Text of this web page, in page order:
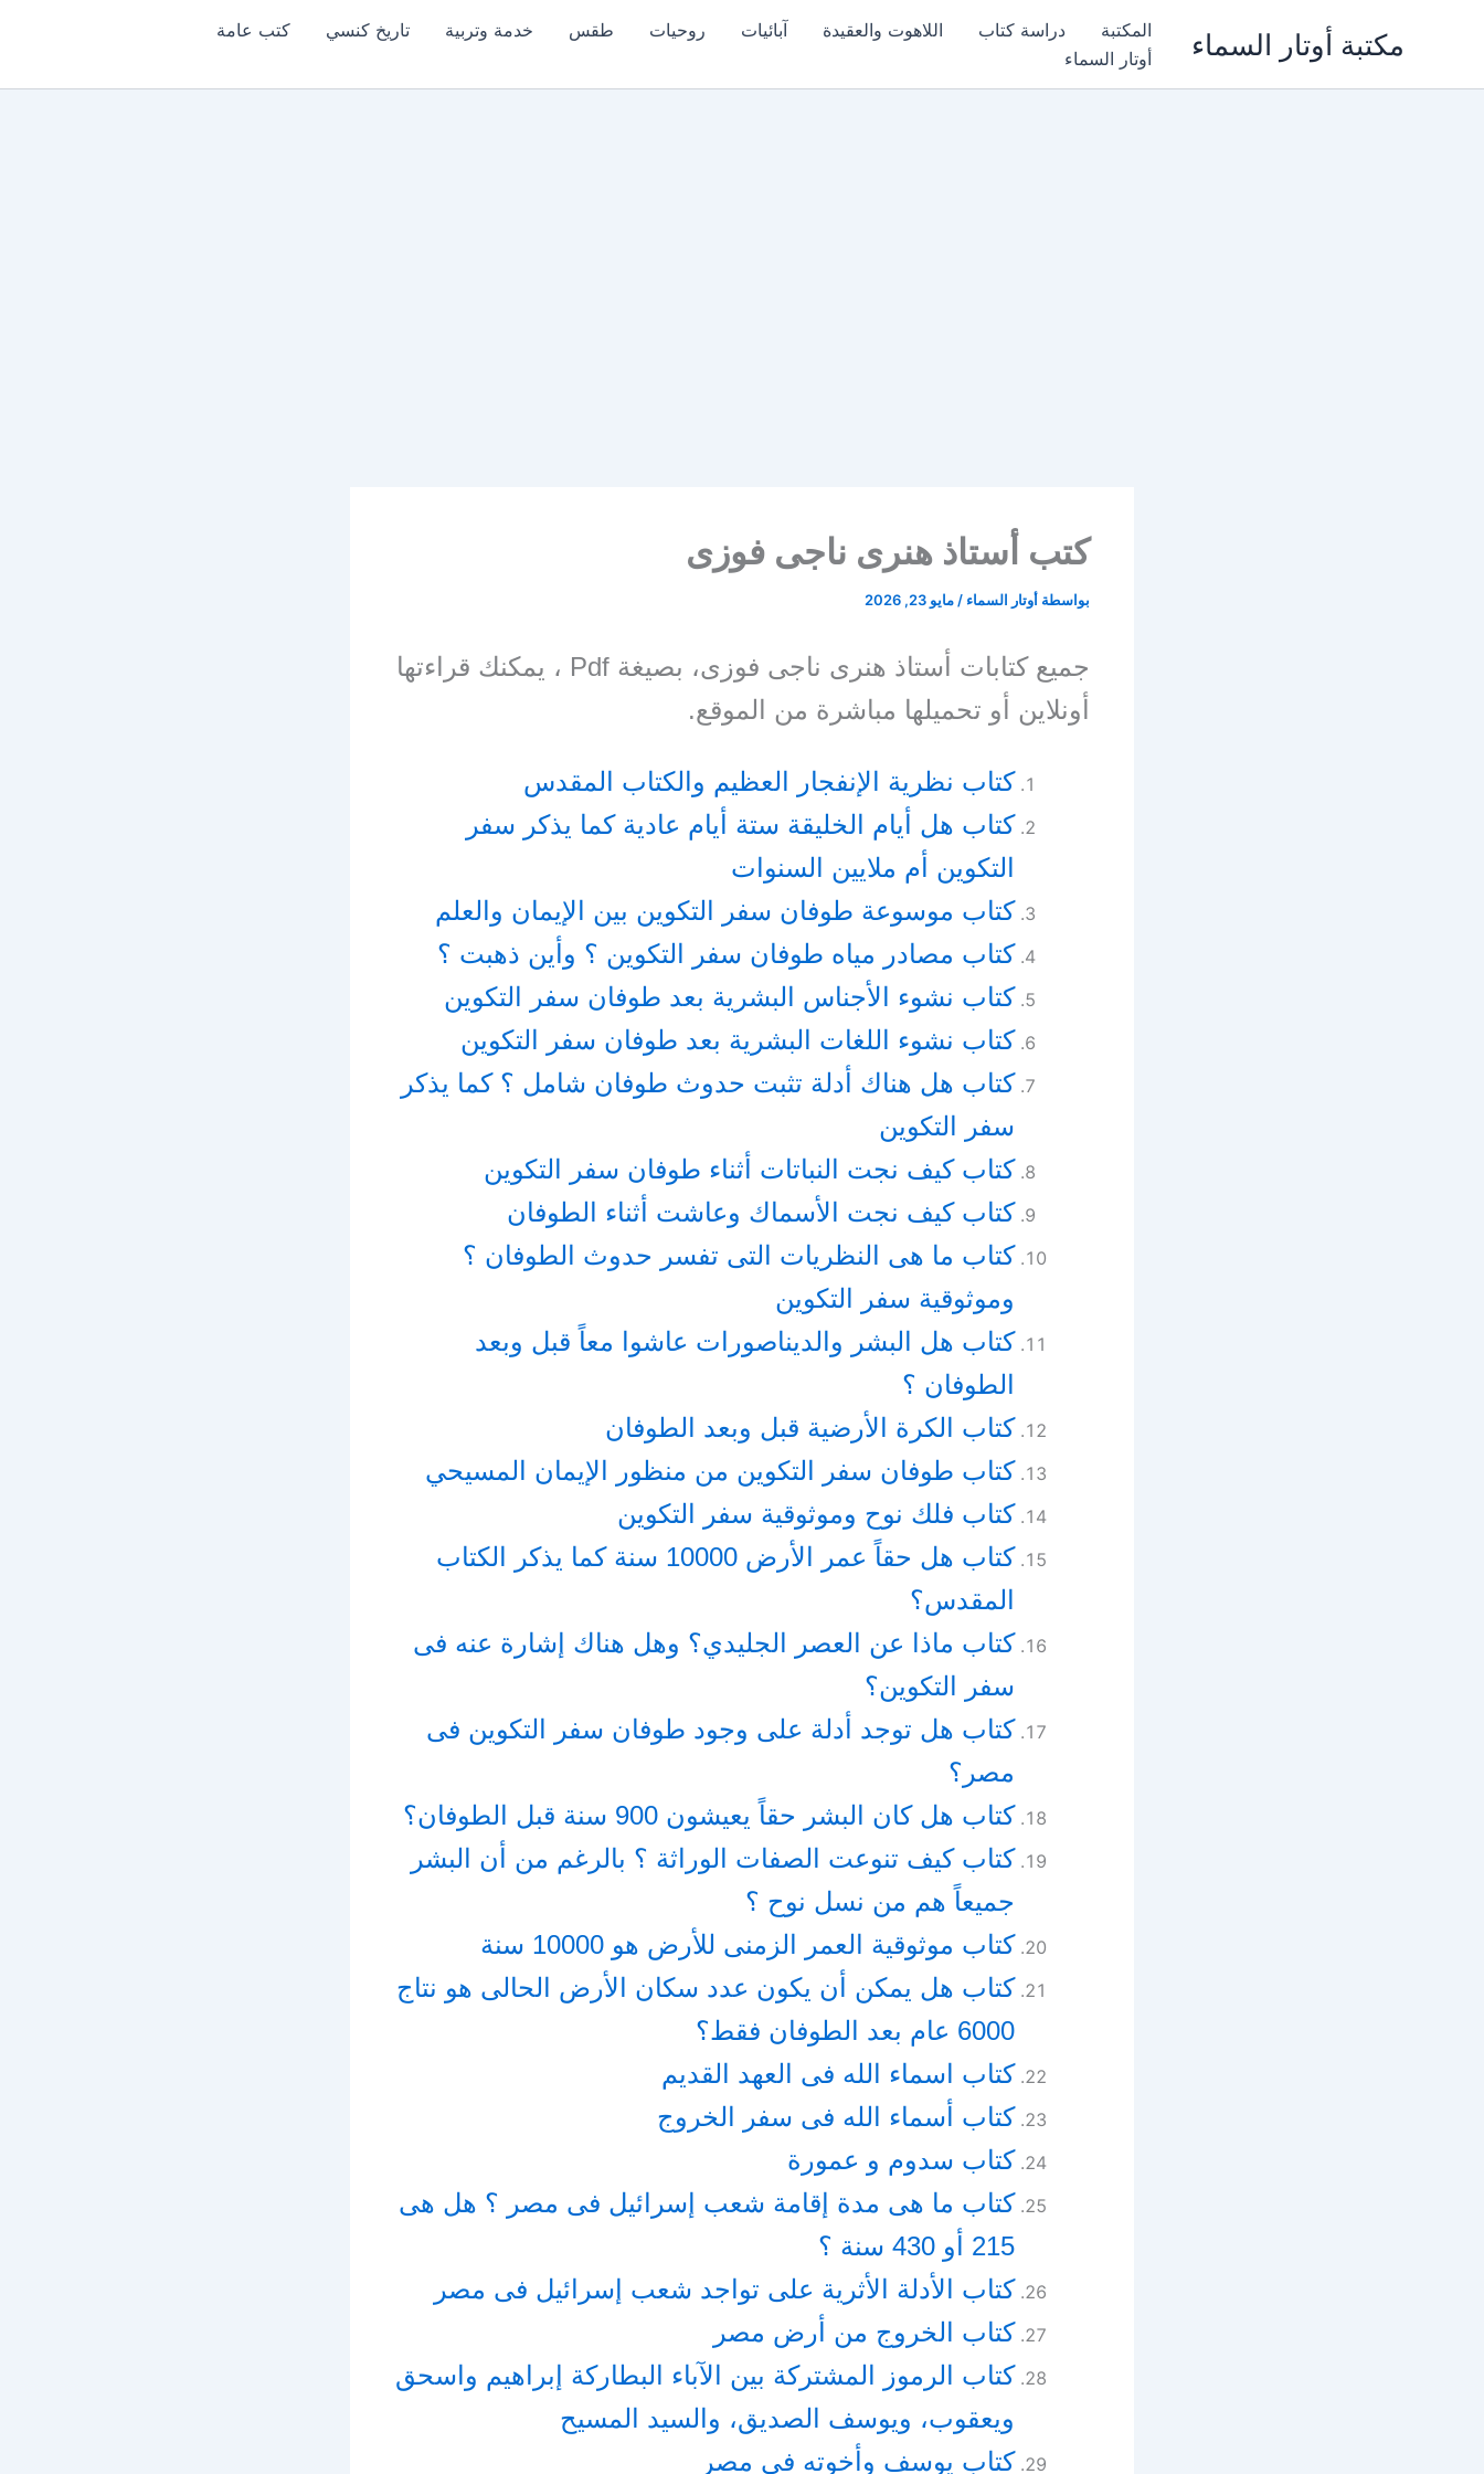
مكتبة أوتار السماء المكتبة دراسة كتاب اللاهوت والعقيدة آبائيات روحيات طقس خدمة وتربية تاريخ كنسي
كتب عامة
أوتار السماء
كتب أستاذ هنرى ناجى فوزى
بواسطة أوتار السماء / مايو 23, 2026
جميع كتابات أستاذ هنرى ناجى فوزى، بصيغة Pdf ، يمكنك قراءتها
أونلاين أو تحميلها مباشرة من الموقع.
كتاب نظرية الإنفجار العظيم والكتاب المقدس
كتاب هل أيام الخليقة ستة أيام عادية كما يذكر سفر
التكوين أم ملايين السنوات
كتاب موسوعة طوفان سفر التكوين بين الإيمان والعلم
كتاب مصادر مياه طوفان سفر التكوين ؟ وأين ذهبت ؟
كتاب نشوء الأجناس البشرية بعد طوفان سفر التكوين
كتاب نشوء اللغات البشرية بعد طوفان سفر التكوين
كتاب هل هناك أدلة تثبت حدوث طوفان شامل ؟ كما يذكر
سفر التكوين
كتاب كيف نجت النباتات أثناء طوفان سفر التكوين
كتاب كيف نجت الأسماك وعاشت أثناء الطوفان
كتاب ما هى النظريات التى تفسر حدوث الطوفان ؟
وموثوقية سفر التكوين
كتاب هل البشر والديناصورات عاشوا معاً قبل وبعد
الطوفان ؟
كتاب الكرة الأرضية قبل وبعد الطوفان
كتاب طوفان سفر التكوين من منظور الإيمان المسيحي
كتاب فلك نوح وموثوقية سفر التكوين
كتاب هل حقاً عمر الأرض 10000 سنة كما يذكر الكتاب
المقدس؟
كتاب ماذا عن العصر الجليدي؟ وهل هناك إشارة عنه فى
سفر التكوين؟
كتاب هل توجد أدلة على وجود طوفان سفر التكوين فى
مصر؟
كتاب هل كان البشر حقاً يعيشون 900 سنة قبل الطوفان؟
كتاب كيف تنوعت الصفات الوراثة ؟ بالرغم من أن البشر
جميعاً هم من نسل نوح ؟
كتاب موثوقية العمر الزمنى للأرض هو 10000 سنة
كتاب هل يمكن أن يكون عدد سكان الأرض الحالى هو نتاج
6000 عام بعد الطوفان فقط؟
كتاب اسماء الله فى العهد القديم
كتاب أسماء الله فى سفر الخروج
كتاب سدوم و عمورة
كتاب ما هى مدة إقامة شعب إسرائيل فى مصر ؟ هل هى
215 أو 430 سنة ؟
كتاب الأدلة الأثرية على تواجد شعب إسرائيل فى مصر
كتاب الخروج من أرض مصر
كتاب الرموز المشتركة بين الآباء البطاركة إبراهيم واسحق
ويعقوب، ويوسف الصديق، والسيد المسيح
كتاب يوسف وأخوته فى مصر